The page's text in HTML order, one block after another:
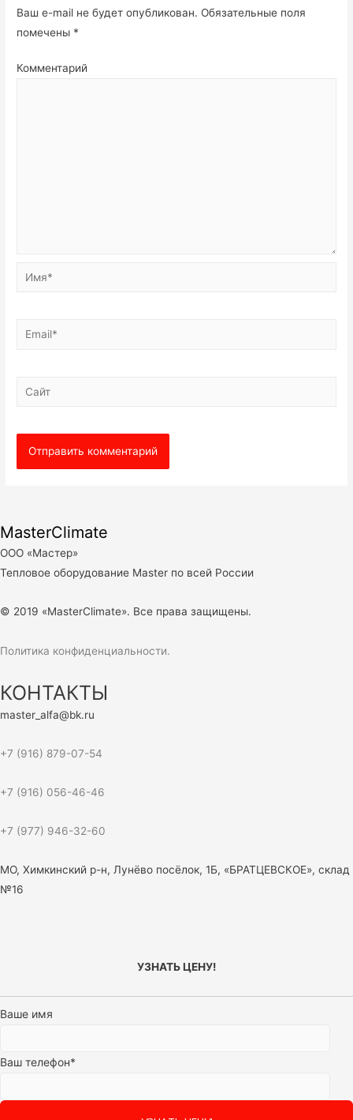
Ваш e-mail не будет опубликован. Обязательные поля
помечены *
Комментарий
Имя*
Email*
Сайт
MasterClimate
ООО «Мастер»
Тепловое оборудование Master по всей России
© 2019 «MasterClimate». Все права защищены.
Политика конфиденциальности.
КОНТАКТЫ
master_alfa@bk.ru
+7 (916) 879-07-54
+7 (916) 056-46-46
+7 (977) 946-32-60
МО, Химкинский р-н, Лунёво посёлок, 1Б, «БРАТЦЕВСКОЕ», склад
№16
УЗНАТЬ ЦЕНУ!
Ваше имя
Ваш телефон*